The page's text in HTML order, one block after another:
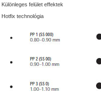
Különleges felület effektek
Hotfix technológia